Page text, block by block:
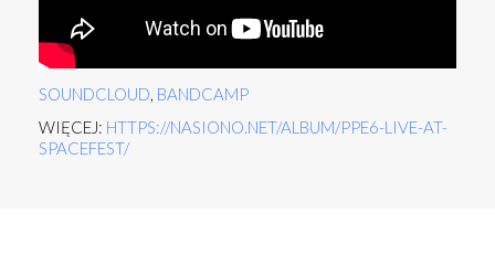
SOUNDCLOUD, BANDCAMP
WIĘCEJ: HTTPS://NASIONO.NET/ALBUM/PPE6-LIVE-AT-
SPACEFEST/